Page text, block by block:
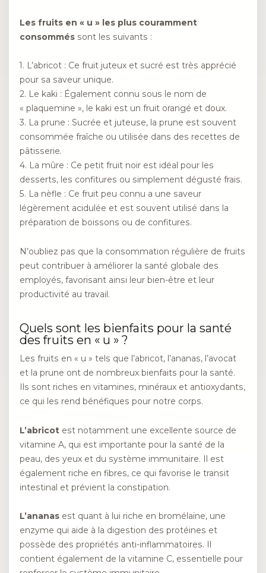
Les fruits en « u » les plus couramment
consommés sont les suivants :
1. L’abricot : Ce fruit juteux et sucré est très apprécié
pour sa saveur unique.
2. Le kaki : Également connu sous le nom de
« plaquemine », le kaki est un fruit orangé et doux.
3. La prune : Sucrée et juteuse, la prune est souvent
consommée fraîche ou utilisée dans des recettes de
pâtisserie.
4. La mûre : Ce petit fruit noir est idéal pour les
desserts, les confitures ou simplement dégusté frais.
5. La nèfle : Ce fruit peu connu a une saveur
légèrement acidulée et est souvent utilisé dans la
préparation de boissons ou de confitures.
N’oubliez pas que la consommation régulière de fruits
peut contribuer à améliorer la santé globale des
employés, favorisant ainsi leur bien-être et leur
productivité au travail.
Quels sont les bienfaits pour la santé
des fruits en « u » ?
Les fruits en « u » tels que l’abricot, l’ananas, l’avocat
et la prune ont de nombreux bienfaits pour la santé.
Ils sont riches en vitamines, minéraux et antioxydants,
ce qui les rend bénéfiques pour notre corps.
L’abricot est notamment une excellente source de
vitamine A, qui est importante pour la santé de la
peau, des yeux et du système immunitaire. Il est
également riche en fibres, ce qui favorise le transit
intestinal et prévient la constipation.
L’ananas est quant à lui riche en bromélaïne, une
enzyme qui aide à la digestion des protéines et
possède des propriétés anti-inflammatoires. Il
contient également de la vitamine C, essentielle pour